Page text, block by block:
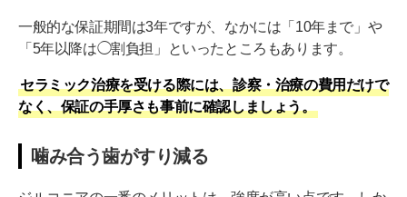
一般的な保証期間は3年ですが、なかには「10年まで」や
「5年以降は◯割負担」といったところもあります。
セラミック治療を受ける際には、診察・治療の費用だけで
なく、保証の手厚さも事前に確認しましょう。
噛み合う歯がすり減る